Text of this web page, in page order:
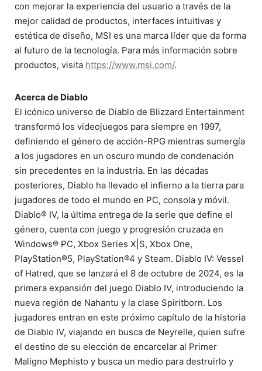
con mejorar la experiencia del usuario a través de la
mejor calidad de productos, interfaces intuitivas y
estética de diseño, MSI es una marca líder que da forma
al futuro de la tecnología. Para más información sobre
productos, visita https://www.msi.com/.
Acerca de Diablo
El icónico universo de Diablo de Blizzard Entertainment
transformó los videojuegos para siempre en 1997,
definiendo el género de acción-RPG mientras sumergía
a los jugadores en un oscuro mundo de condenación
sin precedentes en la industria. En las décadas
posteriores, Diablo ha llevado el infierno a la tierra para
jugadores de todo el mundo en PC, consola y móvil.
Diablo® IV, la última entrega de la serie que define el
género, cuenta con juego y progresión cruzada en
Windows® PC, Xbox Series X|S, Xbox One,
PlayStation®5, PlayStation®4 y Steam. Diablo IV: Vessel
of Hatred, que se lanzará el 8 de octubre de 2024, es la
primera expansión del juego Diablo IV, introduciendo la
nueva región de Nahantu y la clase Spiritborn. Los
jugadores entran en este próximo capítulo de la historia
de Diablo IV, viajando en busca de Neyrelle, quien sufre
el destino de su elección de encarcelar al Primer
Maligno Mephisto y busca un medio para destruirlo y